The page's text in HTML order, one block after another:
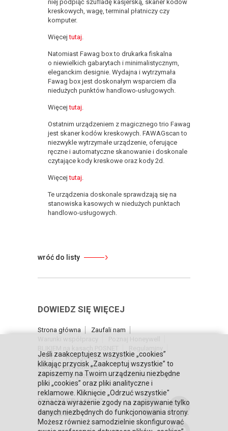
niej podpiąć szufladę kasjerską, skaner kodów
kreskowych, wagę, terminal płatniczy czy
komputer.
Więcejtutaj.
Natomiast Fawag box to drukarka fiskalna
o niewielkich gabarytach i minimalistycznym,
eleganckim designie. Wydajna i wytrzymała
Fawag box jest doskonałym wsparciem dla
niedużych punktów handlowo-usługowych.
Więcejtutaj.
Ostatnim urządzeniem z magicznego trio Fawag
jest skaner kodów kreskowych. FAWAGscan to
niezwykle wytrzymałe urządzenie, oferujące
ręczne i automatyczne skanowanie i doskonale
czytające kody kreskowe oraz kody 2d.
Więcejtutaj.
Te urządzenia doskonale sprawdzają się na
stanowiska kasowych w niedużych punktach
handlowo-usługowych.
wróć do listy
DOWIEDZ SIĘ WIĘCEJ
Strona główna
Zaufali nam
RODO
Relacje inwestorskie
Polityka prywatności
Informacja o przetwarzaniu danych osobowych
POTRZEBUJESZ
POMOCY?
Jeśli zaakceptujesz wszystkie „cookies”
klikając przycisk „Zaakceptuj wszystkie” to
zapiszemy na Twoim urządzeniu niezbędne
pliki „cookies” oraz pliki analityczne i
reklamowe. Kliknięcie „Odrzuć wszystkie"
oznacza wyrażenie zgody na zapisywanie tylko
danych niezbędnych do funkcjonowania strony.
Możesz również samodzielnie skonfigurować